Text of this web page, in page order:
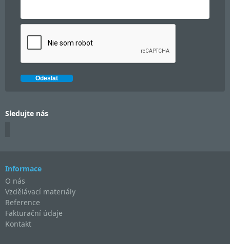
Sledujte nás
Informace
O nás
Vzdělávací materiály
Reference
Fakturační údaje
Kontakt